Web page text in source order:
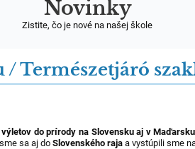
Novinky
Zistite, čo je nové na našej škole
Természetjáró
do prírody na Slovensku aj v Maďarsku
sa aj doSlovenského raja a vystúpili sme